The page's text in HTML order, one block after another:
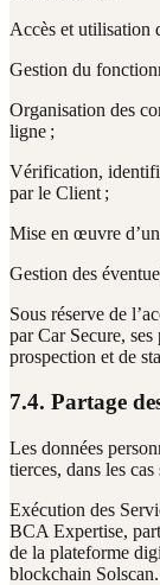
Accès et utilisation
Gestion du
Organisation des
ligne ;
Vérification,
par le Client ;
Mise en œuvre
Gestion des
Sous réserve de
par Car Secure, ses
prospection et de
7.4. Partage
Les données
tierces, dans les cas
Exécution des
BCA Expertise,
de la plateforme
blockchain Solscan.